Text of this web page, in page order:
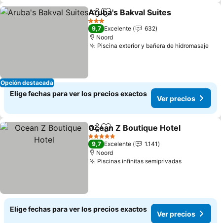
Opción destacada
CompartirAgregar a favoritos
Aruba's Bakval Suites
3 Estrellas
9,7 Excelente
632
Noord
Piscina exterior y bañera de hidromasaje
Elige fechas para ver los precios exactos
Ver precios
CompartirAgregar a favoritos
Ocean Z Boutique Hotel
5 Estrellas
9,7 Excelente
1.141
Noord
Piscinas infinitas semiprivadas
Elige fechas para ver los precios exactos
Ver precios